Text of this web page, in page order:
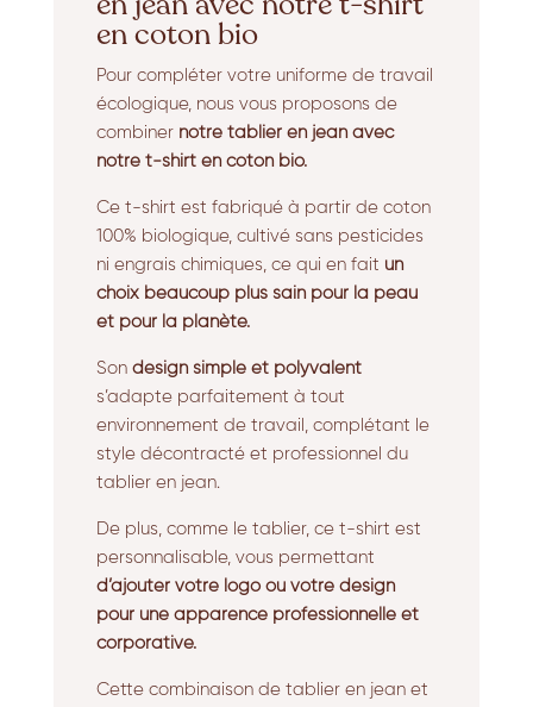
en coton bio
Pour compléter votre uniforme de travail
écologique, nous vous proposons de
combiner notre tablier en jean avec
notre t-shirt en coton bio.
Ce t-shirt est fabriqué à partir de coton
100% biologique, cultivé sans pesticides
ni engrais chimiques, ce qui en fait un
choix beaucoup plus sain pour la peau
et pour la planète.
Son design simple et polyvalent
s’adapte parfaitement à tout
environnement de travail, complétant le
style décontracté et professionnel du
tablier en jean.
De plus, comme le tablier, ce t-shirt est
personnalisable, vous permettant
d’ajouter votre logo ou votre design
pour une apparence professionnelle et
corporative.
Cette combinaison de tablier en jean et